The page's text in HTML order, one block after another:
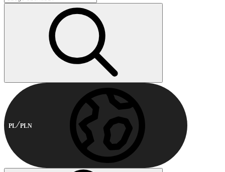
PL PLN